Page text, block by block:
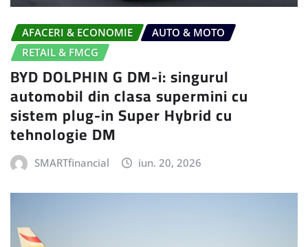
AFACERI & ECONOMIE
AUTO & MOTO
RETAIL & FMCG
BYD DOLPHIN G DM-i: singurul
automobil din clasa supermini cu
sistem plug-in Super Hybrid cu
tehnologie DM
SMARTfinancial iun. 20, 2026